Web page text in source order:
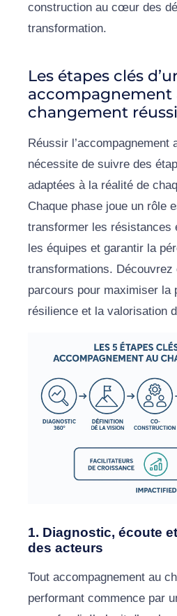
construction au cœur des
transformation.
Les étapes clés
accompagnement
changement réussi
Réussir l’accompagnement
nécessite de suivre des
adaptées à la réalité de
Chaque phase joue un rôle
transformer les résistances
les équipes et garantir la
transformations.
parcours pour maximiser la
résilience et la valorisation
1. Diagnostic, écoute
des acteurs
Tout accompagnement au
performant commence par